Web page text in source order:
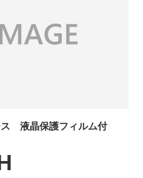
液晶保護フィルム付